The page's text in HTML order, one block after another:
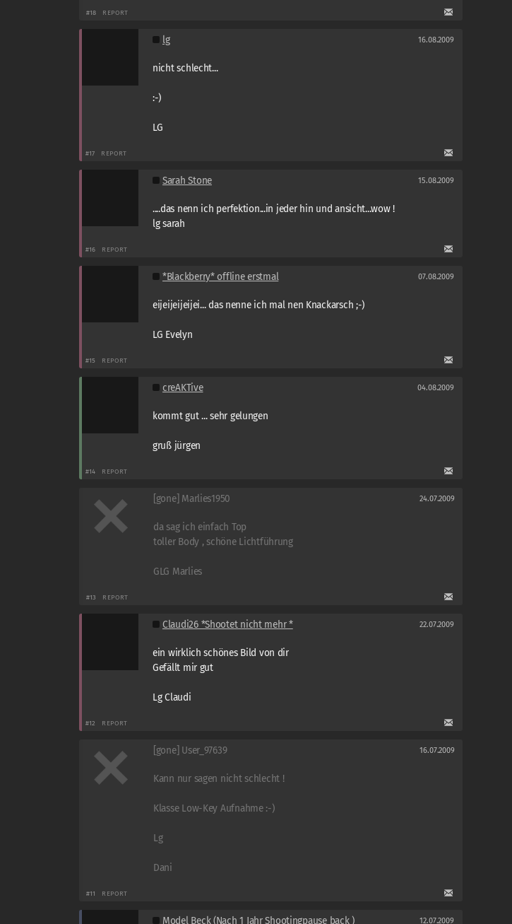
#18 REPORT
lg 16.08.2009
nicht schlecht...
:-)
LG
#17 REPORT
Sarah Stone 15.08.2009
....das nenn ich perfektion...in jeder hin und ansicht...wow !
lg sarah
#16 REPORT
*Blackberry* offline erstmal 07.08.2009
eijeijeijeijei... das nenne ich mal nen Knackarsch ;-)
LG Evelyn
#15 REPORT
creAKTive 04.08.2009
kommt gut ... sehr gelungen
gruß jürgen
#14 REPORT
[gone] Marlies1950 24.07.2009
da sag ich einfach Top
toller Body , schöne Lichtführung
GLG Marlies
#13 REPORT
Claudi26 *Shootet nicht mehr * 22.07.2009
ein wirklich schönes Bild von dir
Gefällt mir gut
Lg Claudi
#12 REPORT
[gone] User_97639 16.07.2009
Kann nur sagen nicht schlecht !
Klasse Low-Key Aufnahme :-)
Lg
Dani
#11 REPORT
Model Beck (Nach 1 Jahr Shootingpause back ) 12.07.2009